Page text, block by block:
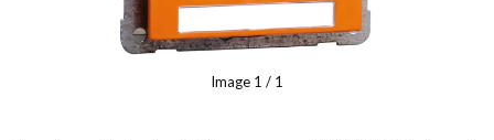
Image 1 / 1